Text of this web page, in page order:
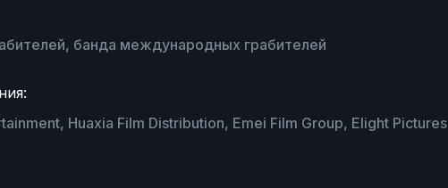
банда международных грабителей
Huaxia Film Distribution, Emei Film Group, Elight Pictures